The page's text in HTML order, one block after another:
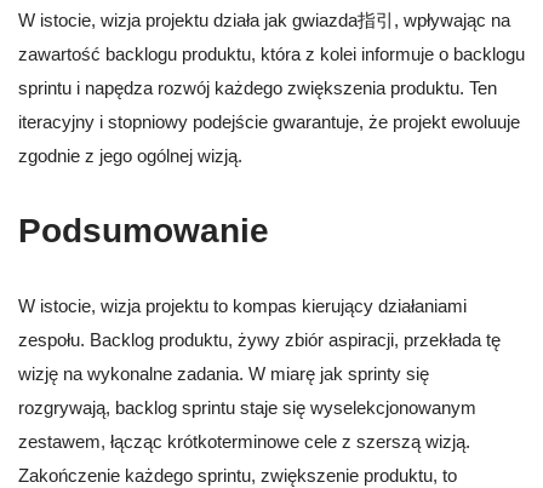
W istocie, wizja projektu działa jak gwiazda指引, wpływając na
zawartość backlogu produktu, która z kolei informuje o backlogu
sprintu i napędza rozwój każdego zwiększenia produktu. Ten
iteracyjny i stopniowy podejście gwarantuje, że projekt ewoluuje
zgodnie z jego ogólnej wizją.
Podsumowanie
W istocie, wizja projektu to kompas kierujący działaniami
zespołu. Backlog produktu, żywy zbiór aspiracji, przekłada tę
wizję na wykonalne zadania. W miarę jak sprinty się
rozgrywają, backlog sprintu staje się wyselekcjonowanym
zestawem, łącząc krótkoterminowe cele z szerszą wizją.
Zakończenie każdego sprintu, zwiększenie produktu, to